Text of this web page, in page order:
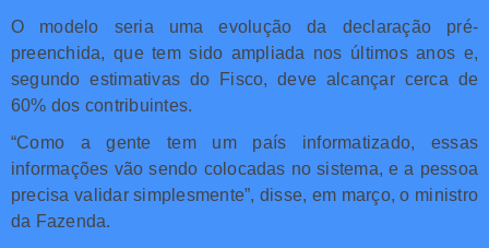
O modelo seria uma evolução da declaração pré-
preenchida, que tem sido ampliada nos últimos anos e,
segundo estimativas do Fisco, deve alcançar cerca de
60% dos contribuintes.
“Como a gente tem um país informatizado, essas
informações vão sendo colocadas no sistema, e a pessoa
precisa validar simplesmente”, disse, em março, o ministro
da Fazenda.